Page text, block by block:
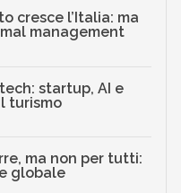
cresce l’Italia: ma
management
startup, AI e
turismo
ma non per tutti:
globale